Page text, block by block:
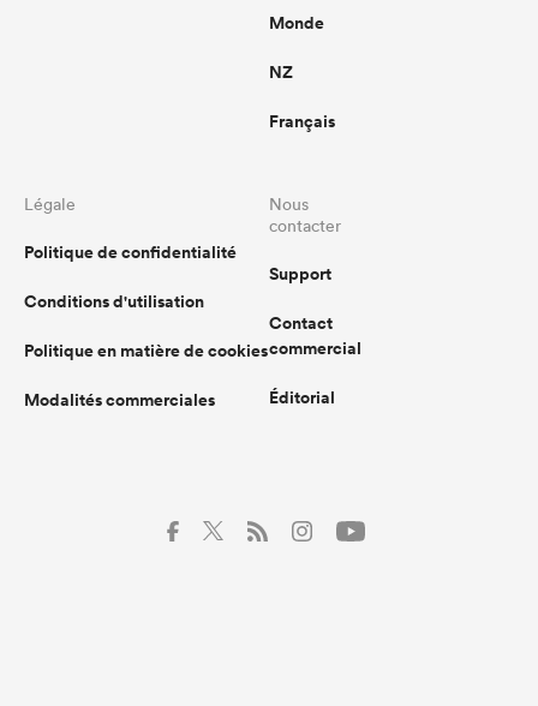
Monde
NZ
Français
Légale
Politique de confidentialité
Conditions d'utilisation
Politique en matière de cookies
Modalités commerciales
Nous
contacter
Support
Contact
commercial
Éditorial